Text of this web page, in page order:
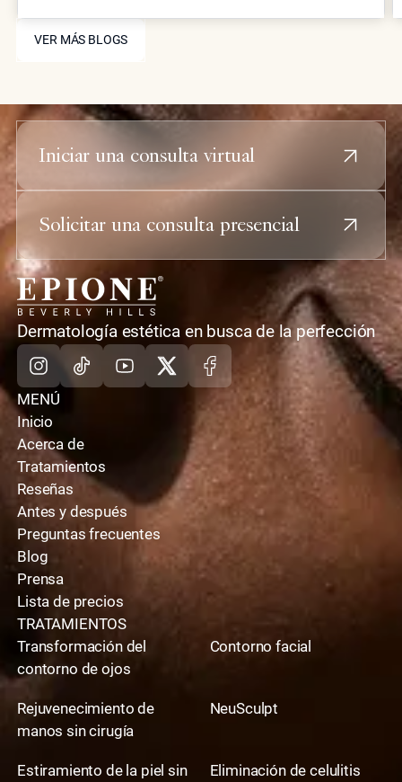
VER MÁS BLOGS
VER MÁS BLOGS
de volumen y estimulación de colágeno para un
Iniciar una consulta virtual
Solicitar una consulta presencial
casa
Dermatología estética en busca de la perfección
Instagram
TikTokYoutube
X Facebook
MENÚ
Inicio
Acerca de
Tratamientos
Reseñas
Antes y después
Preguntas frecuentes
Blog
Prensa
Lista de precios
TRATAMIENTOS
Transformación del
contorno de ojos
Contorno facial
Rejuvenecimiento de
manos sin cirugía
NeuSculpt
Estiramiento de la piel sin
Eliminación de celulitis